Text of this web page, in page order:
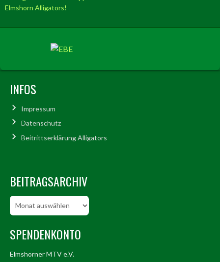
INFOS
Impressum
Datenschutz
Beitrittserklärung Alligators
BEITRAGSARCHIV
Beitragsarchiv
SPENDENKONTO
Elmshorner MTV e.V.